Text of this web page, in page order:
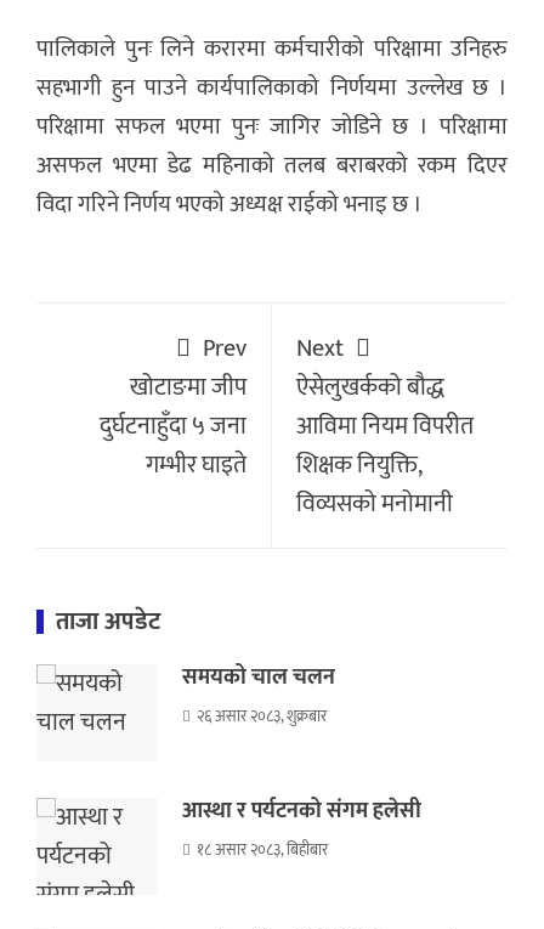
पालिकाले पुनः लिने करारमा कर्मचारीको परिक्षामा उनिहरु
सहभागी हुन पाउने कार्यपालिकाको निर्णयमा उल्लेख छ ।
परिक्षामा सफल भएमा पुनः जागिर जोडिने छ । परिक्षामा
असफल भएमा डेढ महिनाको तलब बराबरको रकम दिएर
विदा गरिने निर्णय भएको अध्यक्ष राईको भनाइ छ ।
Prev
खोटाङमा जीप
दुर्घटनाहुँदा ५ जना
गम्भीर घाइते
Next
ऐसेलुखर्कको बौद्ध
आविमा नियम विपरीत
शिक्षक नियुक्ति,
विव्यसको मनोमानी
ताजा अपडेट
समयको चाल चलन
२६ असार २०८३, शुक्रबार
आस्था र पर्यटनको संगम हलेसी
१८ असार २०८३, बिहीबार